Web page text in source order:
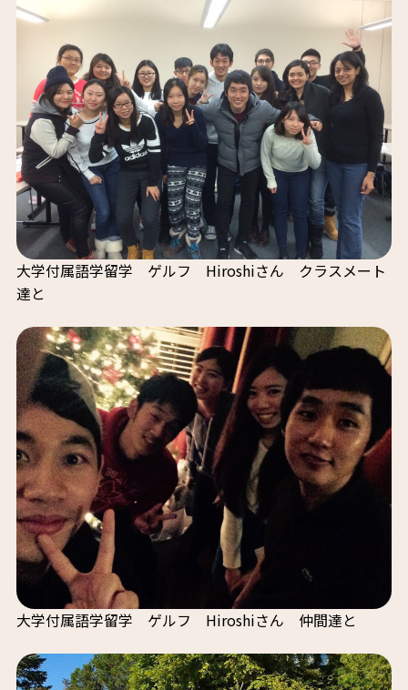
大学付属語学留学 ゲルフ Hiroshiさん クラスメート
達と
大学付属語学留学 ゲルフ Hiroshiさん 仲間達と